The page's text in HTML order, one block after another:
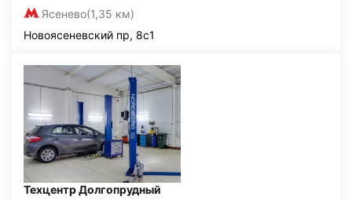
Ясенево(1,35 км)
Новоясеневский пр, 8с1
Техцентр Долгопрудный